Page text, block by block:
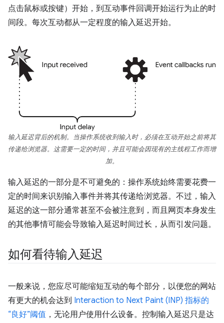
点击鼠标或按键）开始，到互动事件回调开始运行为止的时
间段。每次互动都从一定程度的输入延迟开始。
输入延迟背后的机制。当操作系统收到输入时，必须在互动开始之前将其
传递给浏览器。这需要一定的时间，并且可能会因现有的主线程工作而增
加。
输入延迟的一部分是不可避免的：操作系统始终需要花费一
定的时间来识别输入事件并将其传递给浏览器。不过，输入
延迟的这一部分通常甚至不会被注意到，而且网页本身发生
的其他事情可能会导致输入延迟时间过长，从而引发问题。
如何看待输入延迟
一般来说，您应尽可能缩短互动的每个部分，以便您的网站
有更大的机会达到 Interaction to Next Paint (INP) 指标的
“良好”阈值 ，无论用户使用什么设备。控制输入延迟只是达